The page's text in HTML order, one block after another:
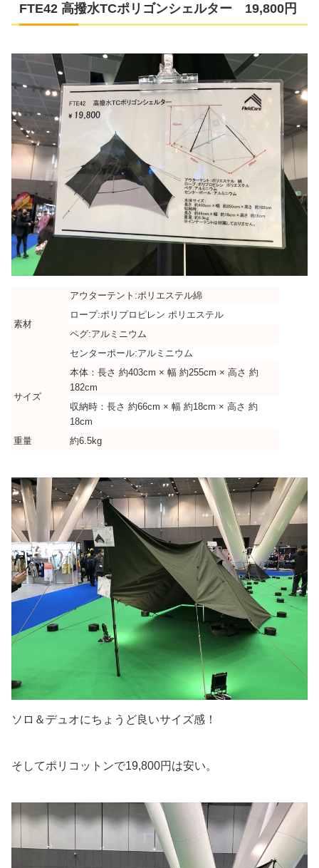
FTE42 高撥水TCポリゴンシェルター 19,800円
素材
アウターテント:ポリエステル綿
ロープ:ポリプロピレン ポリエステル
ペグ:アルミニウム
センターポール:アルミニウム
サイズ
本体：長さ 約403cm × 幅 約255cm × 高さ 約
182cm
収納時：長さ 約66cm × 幅 約18cm × 高さ 約
18cm
重量
約6.5kg
ソロ＆デュオにちょうど良いサイズ感！
そしてポリコットンで19,800円は安い。